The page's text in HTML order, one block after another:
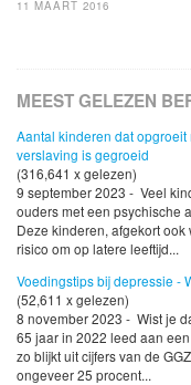
11 MAART 2016
MEEST GELEZEN
Aantal kinderen dat
verslaving is gegroeid
(316,641 x gelezen)
9 september 2023 - Veel
ouders met een psychische
Deze kinderen, afgekort
risico om op latere leeftijd...
Voedingstips bij depressie -
(52,611 x gelezen)
8 november 2023 - Wist je
65 jaar in 2022 leed aan
zo blijkt uit cijfers van de
ongeveer 25 procent...